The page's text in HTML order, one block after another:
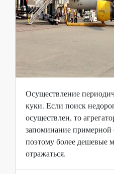
Осуществление
куки. Если поиск
осуществлен, то
запоминание примерной
поэтому более дешевые
отражаться.